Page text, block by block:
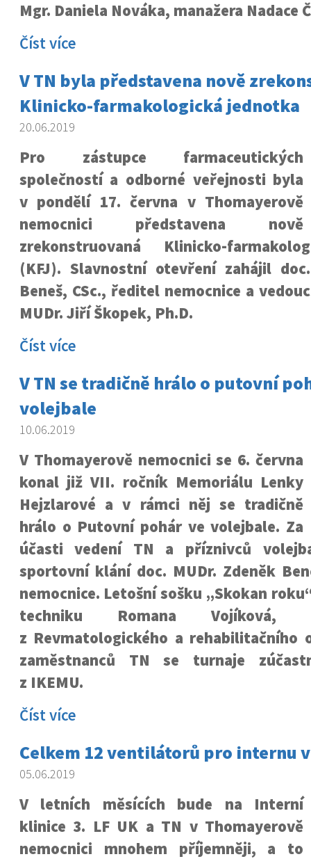
Mgr. Daniela Nováka, manažera Nadace
Číst více
V TN byla představena nově
Klinicko-farmakologická jednotka
20.06.2019
Pro zástupce farmaceutických
společností a odborné veřejnosti byla
v pondělí 17. června v Thomayerově
nemocnici představena nově
zrekonstruovaná Klinicko-
(KFJ). Slavnostní otevření zahájil
Beneš, CSc., ředitel nemocnice a
MUDr. Jiří Škopek, Ph.D.
Číst více
V TN se tradičně hrálo o putovní
volejbale
10.06.2019
V Thomayerově nemocnici se 6. června
konal již VII. ročník Memoriálu Lenky
Hejzlarové a v rámci něj se tradičně
hrálo o Putovní pohár ve volejbale. Za
účasti vedení TN a příznivců
sportovní klání doc. MUDr. Zdeněk
nemocnice. Letošní sošku „Skokan
techniku Romana Vojíková,
z Revmatologického a rehabilitačního
zaměstnanců TN se turnaje
z IKEMU.
Číst více
Celkem 12 ventilátorů pro internu
05.06.2019
V letních měsících bude na Interní
klinice 3. LF UK a TN v Thomayerově
nemocnici mnohem příjemněji, a to